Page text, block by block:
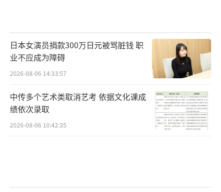
日本女演员捐款300万日元被骂脏钱 职
业不应成为障碍
2026-08-06 14:33:57
中传多个艺术类取消艺考 依据文化课成
绩依次录取
2026-08-06 10:42:35